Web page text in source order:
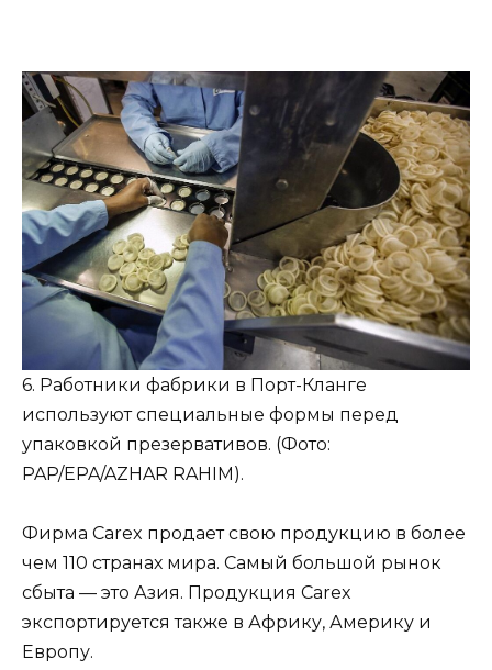
6. Работники фабрики в Порт-Кланге
используют специальные формы перед
упаковкой презервативов. (Фото:
PAP/EPA/AZHAR RAHIM).
Фирма Carex продает свою продукцию в более
чем 110 странах мира. Самый большой рынок
сбыта — это Азия. Продукция Carex
экспортируется также в Африку, Америку и
Европу.